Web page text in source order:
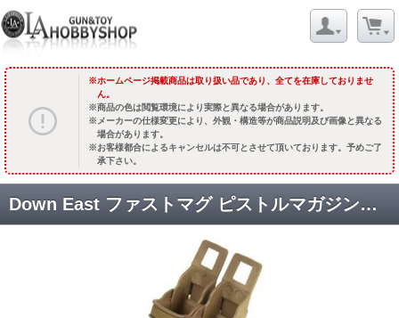
ホームページ掲載商品は取り扱い品であり、全てを在庫しておりませ
ん。
商品の色は閲覧環境により実際と異なる場合があります。
メーカーの仕様変更により、外観・構造等が商品説明及び画像と異なる
場合があります。
お客様都合によるキャンセルは不可とさせて頂いております。予めご了
承下さい。
Down East ファストマグ ピストルマガジン用 レプリカ(2個入) [KW-MG-013] [取寄]